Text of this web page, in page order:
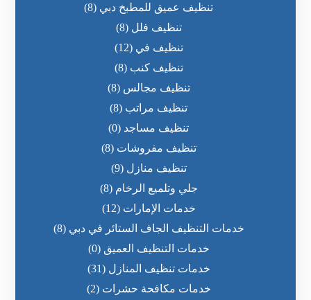
تنظيف عميق للمطبخ دبي (8)
تنظيف فلل (8)
تنظيف في (12)
تنظيف كنب (8)
تنظيف مجالس (8)
تنظيف مراتب (8)
تنظيف مساجد (0)
تنظيف مفروشات (8)
تنظيف منازل (9)
جلي وتلميع الرخام (8)
خدمات الإمارات (12)
خدمات التنظيف الجاف الستائر في دبي (8)
خدمات التنظيف العميق (0)
خدمات تنظيف المنازل (31)
خدمات مكافحة حشرات (2)